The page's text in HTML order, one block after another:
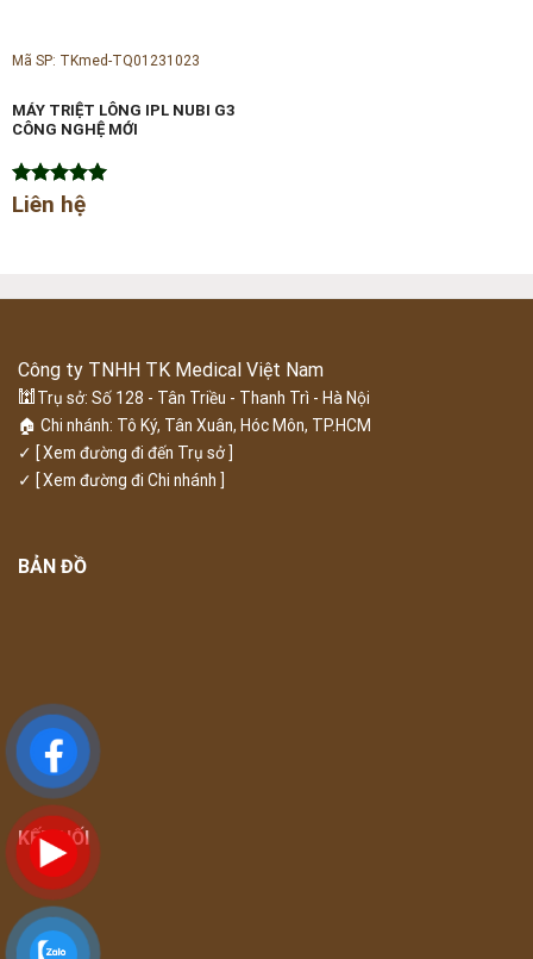
Mã SP: TKmed-TQ01231023
MÁY TRIỆT LÔNG IPL NUBI G3
CÔNG NGHỆ MỚI
Được xếp
5.00
Liên hệ
Công ty TNHH TK Medical Việt Nam
🕍 Trụ sở: Số 128 - Tân Triều - Thanh Trì - Hà Nội
🏠 Chi nhánh: Tô Ký, Tân Xuân, Hóc Môn, TP.HCM
✓ [ Xem đường đi đến Trụ sở ]
✓ [ Xem đường đi Chi nhánh ]
BẢN ĐỒ
KẾT NỐI